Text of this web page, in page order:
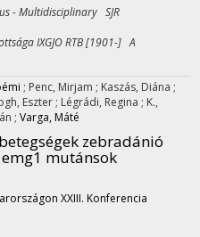
- Multidisciplinary SJR
IXGJO RTB [1901-] A
; Penc, Mirjam ; Kaszás, Diána ;
Eszter ; Légrádi, Regina ; K.,
; Varga, Máté
zebradánió
mutánsok
XXIII. Konferencia